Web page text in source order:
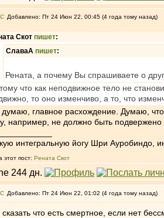
Добавлено: Пт 24 Июн 22, 00:45 (4 года тому назад)
Скот пишет:
СлаваА пишет:
Рената, а почему Вы спрашиваете о
что как неподвижное тело не
то оно изменчиво, а то, что
думаю, главное расхождение. Думаю,
например, не должно быть подвержено
интегральную йогу Шри Ауробиндо,
этот пост: Рената Скот
Добавлено: Пт 24 Июн 22, 01:02 (4 года тому назад)
что есть смертное, если нет